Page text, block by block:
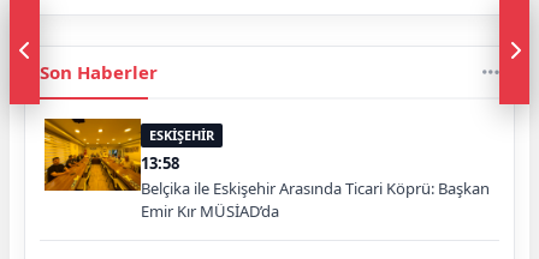
Son Haberler
ESKİŞEHİR
13:58
Belçika ile Eskişehir Arasında Ticari Köprü: Başkan
Emir Kır MÜSİAD’da